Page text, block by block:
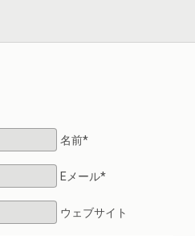
名前*
Eメール*
ウェブサイト